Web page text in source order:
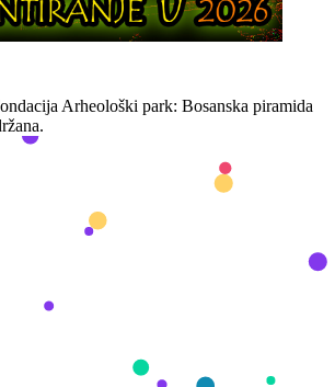
Arheološki park: Bosanska piramida